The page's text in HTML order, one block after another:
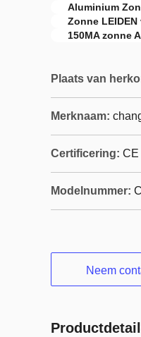
Aluminium
Zonne
150MA zonne
Plaats van
Merknaam:
Certificering: CE
Modelnummer:
Neem